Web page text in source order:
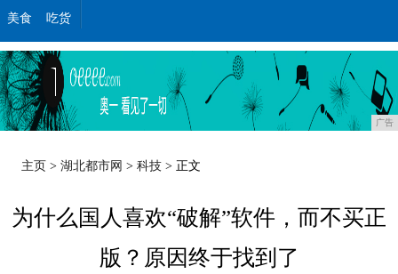
美食
吃货
广告
主页 >湖北都市网 >科技 > 正文
为什么国人喜欢“破解”软件，而不买正
版？原因终于找到了